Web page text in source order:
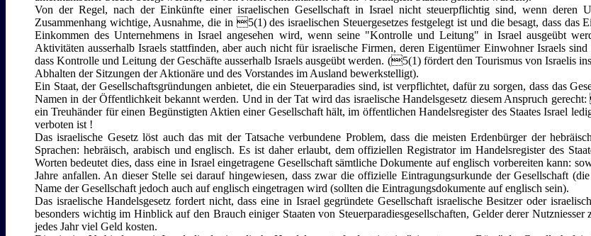
Von der Regel, nach der Einkünfte einer israelischen Gesellschaft in Israel nicht steuerpflichtig sind, wenn deren
Zusammenhang wichtige, Ausnahme, die in 5(1) des israelischen Steuergesetzes festgelegt ist und die besagt, dass das
Einkommen des Unternehmens in Israel angesehen wird, wenn seine "Kontrolle und Leitung" in Israel ausgeübt
Aktivitäten ausserhalb Israels stattfinden, aber auch nicht für israelische Firmen, deren Eigentümer Einwohner Israels
dass Kontrolle und Leitung der Geschäfte ausserhalb Israels ausgeübt werden. (5(1) fördert den Tourismus von Israelis
Abhalten der Sitzungen der Aktionäre und des Vorstandes im Ausland bewerkstelligt).
Ein Staat, der Gesellschaftsgründungen anbietet, die ein Steuerparadies sind, ist verpflichtet, dafür zu sorgen, dass das
Namen in der Öffentlichkeit bekannt werden. Und in der Tat wird das israelische Handelsgesetz diesem Anspruch
ein Treuhänder für einen Begünstigten Aktien einer Gesellschaft hält, im öffentlichen Handelsregister des Staates Israel
verboten ist !
Das israelische Gesetz löst auch das mit der Tatsache verbundene Problem, dass die meisten Erdenbürger der
Sprachen: hebräisch, arabisch und englisch. Es ist daher erlaubt, dem offiziellen Registrator im Handelsregister des
Worten bedeutet dies, dass eine in Israel eingetragene Gesellschaft sämtliche Dokumente auf englisch vorbereiten kann:
Jahre anfallen. An dieser Stelle sei darauf hingewiesen, dass zwar die offizielle Eintragungsurkunde der Gesellschaft
Name der Gesellschaft jedoch auch auf englisch eingetragen wird (sollten die Eintragungsdokumente auf englisch sein).
Das israelische Handelsgesetz fordert nicht, dass eine in Israel gegründete Gesellschaft israelische Besitzer oder
besonders wichtig im Hinblick auf den Brauch einiger Staaten von Steuerparadiesgesellschaften, Gelder derer
jedes Jahr viel Geld kosten.